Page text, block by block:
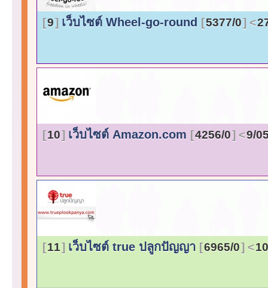
9 เว็บไซต์ Wheel-go-round 5377/0
10 เว็บไซต์ Amazon.com 4256/0 9/
11 เว็บไซต์ true ปลูกปัญญา 6965/0